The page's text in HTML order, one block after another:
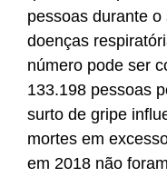
pessoas durante
doenças
número pode ser
133.198 pessoas
surto de gripe
mortes em
em 2018 não